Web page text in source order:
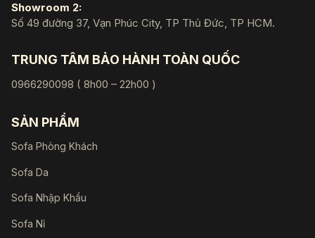
Showroom 2:
Số 49 đường 37, Vạn Phúc City, TP Thủ Đức, TP HCM.
TRUNG TÂM BẢO HÀNH TOÀN QUỐC
0966290098 ( 8h00 – 22h00 )
SẢN PHẨM
Sofa Phòng Khách
Sofa Da
Sofa Nhập Khẩu
Sofa Nỉ